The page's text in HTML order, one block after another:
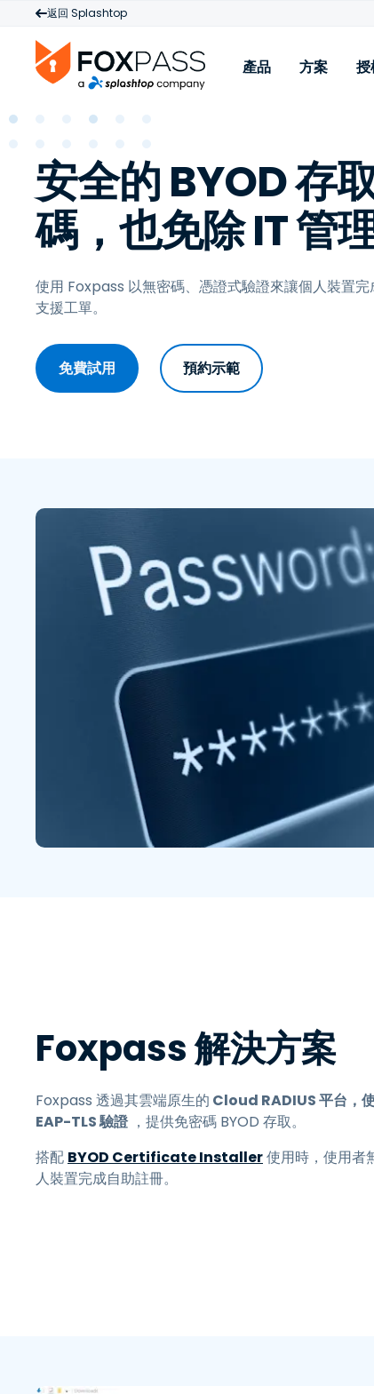
返回 Splashtop
產品
Cloud RADIUS
雲端 PKI
Cloud LDAP
授權與定價
方案 授
安全的 BYOD 存
碼，也免除 IT 管
使用 Foxpass 以無密碼、憑證式驗證來讓個人裝置
支援工單。
免費試用 預約示範
Foxpass 解決方案
Foxpass 透過其雲端原生的 Cloud RADIUS平台，
EAP-TLS 驗證，提供免密碼 BYOD 存取。
搭配 BYOD Certificate Installer使用時，使用者
人裝置完成自助註冊。